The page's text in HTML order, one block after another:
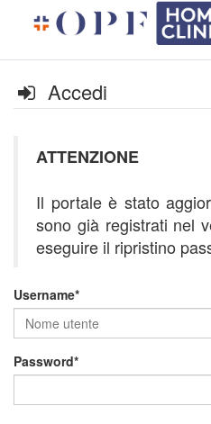
Accedi
ATTENZIONE
Il portale è stato
sono già registrati nel
eseguire il ripristino
Username
Password